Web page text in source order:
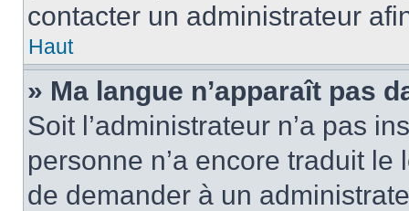
contacter un administrateur
Haut
» Ma langue n’apparaît pas
Soit l’administrateur n’a pas
personne n’a encore traduit
de demander à un